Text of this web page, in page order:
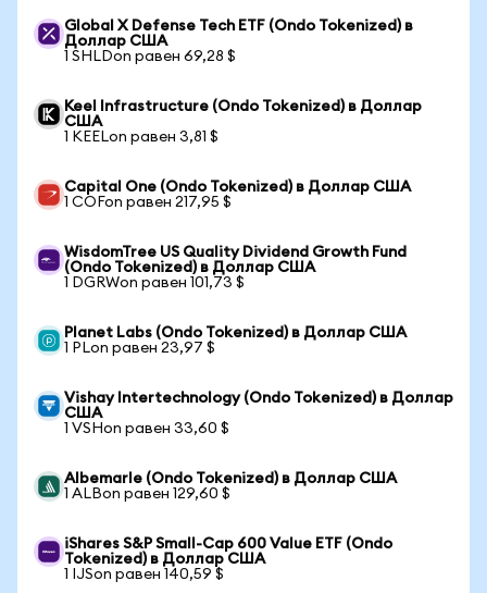
Global X Defense Tech ETF (Ondo Tokenized) в
Доллар США
1 SHLDon равен 69,28 $
Keel Infrastructure (Ondo Tokenized) в Доллар
США
1 KEELon равен 3,81 $
Capital One (Ondo Tokenized) в Доллар США
1 COFon равен 217,95 $
WisdomTree US Quality Dividend Growth Fund
(Ondo Tokenized) в Доллар США
1 DGRWon равен 101,73 $
Planet Labs (Ondo Tokenized) в Доллар США
1 PLon равен 23,97 $
Vishay Intertechnology (Ondo Tokenized) в Доллар
США
1 VSHon равен 33,60 $
Albemarle (Ondo Tokenized) в Доллар США
1 ALBon равен 129,60 $
iShares S&P Small-Cap 600 Value ETF (Ondo
Tokenized) в Доллар США
1 IJSon равен 140,59 $